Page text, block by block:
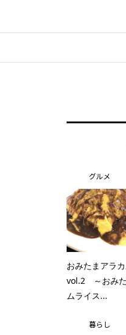
グルメ
おみたまアラ
vol.2 ～おみ
ムライス...
暮らし